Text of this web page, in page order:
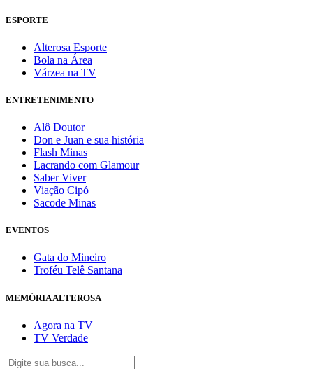
ESPORTE
Alterosa Esporte
Bola na Área
Várzea na TV
ENTRETENIMENTO
Alô Doutor
Don e Juan e sua história
Flash Minas
Lacrando com Glamour
Saber Viver
Viação Cipó
Sacode Minas
EVENTOS
Gata do Mineiro
Troféu Telê Santana
MEMÓRIA ALTEROSA
Agora na TV
TV Verdade